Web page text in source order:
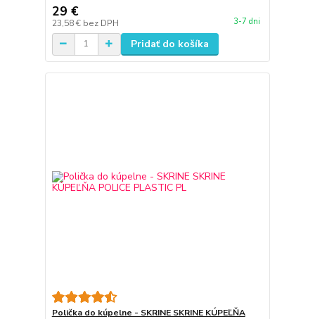
29 €
23,58 € bez DPH 3-7 dni
Pridať do košíka
Polička do kúpelne - SKRINE SKRINE KÚPEĽŇA